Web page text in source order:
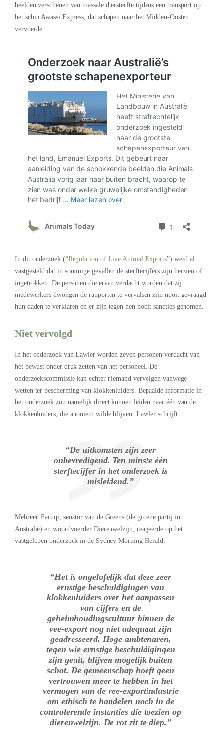
beelden verschenen van massale diersterfte tijdens een transport op
het schip Awassi Express, dat schapen naar het Midden-Oosten
vervoerde.
In dit onderzoek (“Regulation of Live Animal Exports”) werd al
vastgesteld dat in sommige gevallen de sterftecijfers zijn herzien of
ingetrokken. De personen die ervan verdacht worden dat zij
medewerkers dwongen de rapporten te vervalsen zijn nooit gevraagd
hun daden te verklaren en er zijn tegen hen nooit sancties genomen.
Niet vervolgd
In het onderzoek van Lawler worden zeven personen verdacht van
het bewust onder druk zetten van het personeel. De
onderzoekscommissie kan echter niemand vervolgen vanwege
wetten ter bescherming van klokkenluiders. Bepaalde informatie in
het onderzoek zou namelijk direct kunnen leiden naar één van de
klokkenluiders, die anoniem wilde blijven. Lawler schrijft:
“De uitkomsten zijn zeer
onbevredigend. Ten minste één
sterftecijfer in het onderzoek is
misleidend.”
Mehreen Faruqi, senator van de Greens (de groene partij in
Australië) en woordvoerder Dierenwelzijn, reageerde op het
vastgelopen onderzoek in de Sydney Morning Herald:
“Het is ongelofelijk dat deze zeer
ernstige beschuldigingen van
klokkenluiders over het aanpassen
van cijfers en de
geheimhoudingscultuur binnen de
vee-export nog niet adequaat zijn
geadresseerd. Hoge ambtenaren,
tegen wie ernstige beschuldigingen
zijn geuit, blijven mogelijk buiten
schot. De gemeenschap hoeft geen
vertrouwen meer te hebben in het
vermogen van de vee-exportindustrie
om ethisch te handelen noch in de
controlerende instanties die toezien op
dierenwelzijn. De rot zit te diep.”